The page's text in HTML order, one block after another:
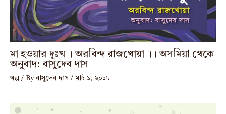
মা হওয়ার দুঃখ । অরবিন্দ রাজখোয়া ।। অসমিয়া থেকে
অনুবাদ: বাসুদেব দাস
গল্প / Byবাসুদেব দাস /মার্চ ১, ২০১৮